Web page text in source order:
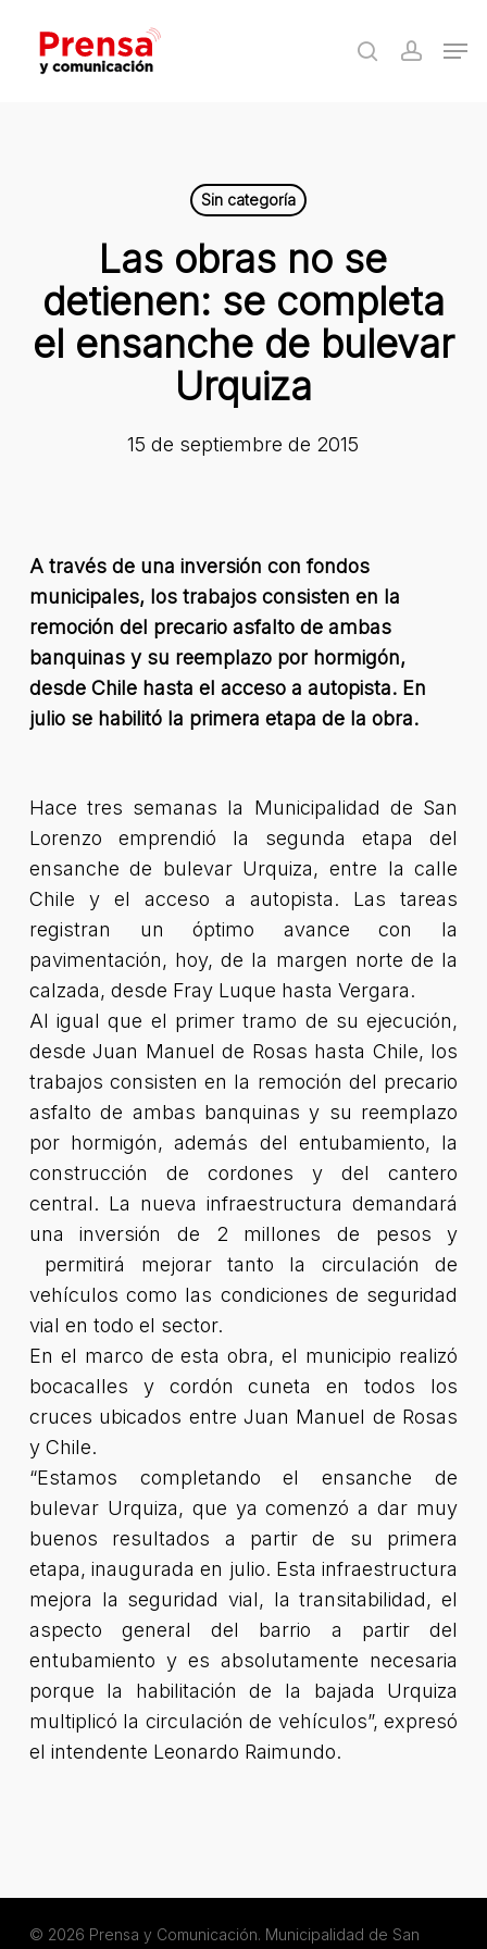
main
search
Sin categoría
Las obras no se
detienen: se completa
el ensanche de bulevar
Urquiza
15 de septiembre de 2015
A través de una inversión con fondos
municipales, los trabajos consisten en la
remoción del precario asfalto de ambas
banquinas y su reemplazo por hormigón,
desde Chile hasta el acceso a autopista. En
julio se habilitó la primera etapa de la obra.
Hace tres semanas la Municipalidad de San
Lorenzo emprendió la segunda etapa del
ensanche de bulevar Urquiza, entre la calle
Chile y el acceso a autopista. Las tareas
registran un óptimo avance con la
pavimentación, hoy, de la margen norte de la
calzada, desde Fray Luque hasta Vergara.
Al igual que el primer tramo de su ejecución,
desde Juan Manuel de Rosas hasta Chile, los
trabajos consisten en la remoción del precario
asfalto de ambas banquinas y su reemplazo
por hormigón, además del entubamiento, la
construcción de cordones y del cantero
central. La nueva infraestructura demandará
una inversión de 2 millones de pesos y
permitirá mejorar tanto la circulación de
vehículos como las condiciones de seguridad
vial en todo el sector.
En el marco de esta obra, el municipio realizó
bocacalles y cordón cuneta en todos los
cruces ubicados entre Juan Manuel de Rosas
y Chile.
“Estamos completando el ensanche de
bulevar Urquiza, que ya comenzó a dar muy
buenos resultados a partir de su primera
etapa, inaugurada en julio. Esta infraestructura
mejora la seguridad vial, la transitabilidad, el
aspecto general del barrio a partir del
entubamiento y es absolutamente necesaria
porque la habilitación de la bajada Urquiza
multiplicó la circulación de vehículos”, expresó
el intendente Leonardo Raimundo.
© 2026 Prensa y Comunicación. Municipalidad de San